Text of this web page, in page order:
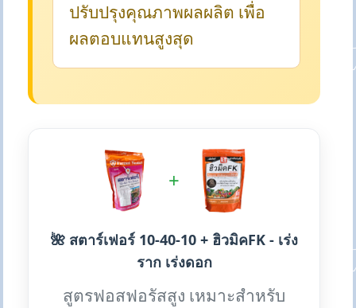
ปรับปรุงคุณภาพผลผลิต เพื่อ
ผลตอบแทนสูงสุด
+
🌺 สตาร์เฟอร์ 10-40-10 + ฮิวมิคFK - เร่ง
ราก เร่งดอก
สูตรฟอสฟอรัสสูง เหมาะสำหรับ